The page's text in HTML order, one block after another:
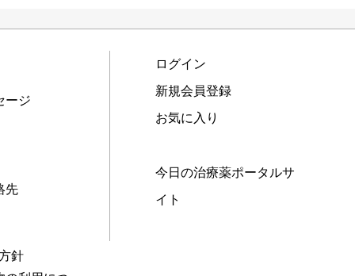
ージ
先
針
ログイン
新規会員登録
お気に入り
今日の治療薬ポータルサ
イト